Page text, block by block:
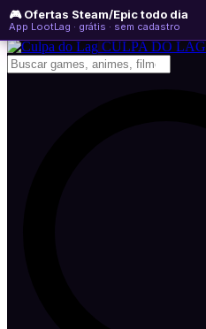
🎮 Ofertas Steam/Epic todo dia
App LootLag · grátis · sem cadastro
quinta-feira, 06 de agosto de 2026
Newsletter
CULPA DO LAG